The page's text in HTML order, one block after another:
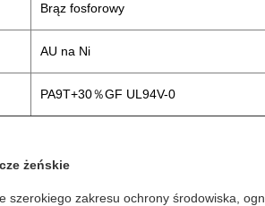
Brąz fosforowy
AU na Ni
PA9T+30％GF UL94V-0
żeńskie
szerokiego zakresu ochrony środowiska,